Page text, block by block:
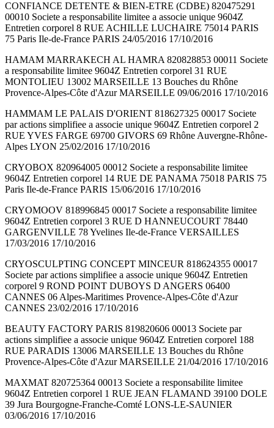
CONFIANCE DETENTE & BIEN-ETRE (CDBE) 820475291
00010 Societe a responsabilite limitee a associe unique 9604Z
Entretien corporel 8 RUE ACHILLE LUCHAIRE 75014 PARIS
75 Paris Ile-de-France PARIS 24/05/2016 17/10/2016
HAMAM MARRAKECH AL HAMRA 820828853 00011 Societe
a responsabilite limitee 9604Z Entretien corporel 31 RUE
MONTOLIEU 13002 MARSEILLE 13 Bouches du Rhône
Provence-Alpes-Côte d'Azur MARSEILLE 09/06/2016 17/10/2016
HAMMAM LE PALAIS D'ORIENT 818627325 00017 Societe
par actions simplifiee a associe unique 9604Z Entretien corporel 2
RUE YVES FARGE 69700 GIVORS 69 Rhône Auvergne-Rhône-
Alpes LYON 25/02/2016 17/10/2016
CRYOBOX 820964005 00012 Societe a responsabilite limitee
9604Z Entretien corporel 14 RUE DE PANAMA 75018 PARIS 75
Paris Ile-de-France PARIS 15/06/2016 17/10/2016
CRYOMOOV 818996845 00017 Societe a responsabilite limitee
9604Z Entretien corporel 3 RUE D HANNEUCOURT 78440
GARGENVILLE 78 Yvelines Ile-de-France VERSAILLES
17/03/2016 17/10/2016
CRYOSCULPTING CONCEPT MINCEUR 818624355 00017
Societe par actions simplifiee a associe unique 9604Z Entretien
corporel 9 ROND POINT DUBOYS D ANGERS 06400
CANNES 06 Alpes-Maritimes Provence-Alpes-Côte d'Azur
CANNES 23/02/2016 17/10/2016
BEAUTY FACTORY PARIS 819820606 00013 Societe par
actions simplifiee a associe unique 9604Z Entretien corporel 188
RUE PARADIS 13006 MARSEILLE 13 Bouches du Rhône
Provence-Alpes-Côte d'Azur MARSEILLE 21/04/2016 17/10/2016
MAXMAT 820725364 00013 Societe a responsabilite limitee
9604Z Entretien corporel 1 RUE JEAN FLAMAND 39100 DOLE
39 Jura Bourgogne-Franche-Comté LONS-LE-SAUNIER
03/06/2016 17/10/2016